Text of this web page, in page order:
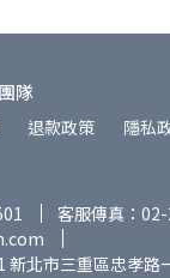
隊
退款政策 隱私
客服傳真：
新北市三重區忠孝